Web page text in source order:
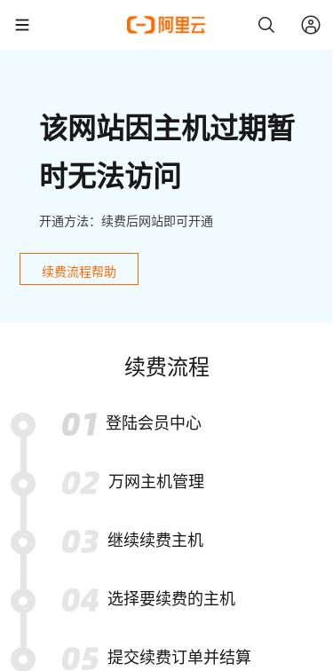
该网站因主机过期暂
时无法访问
开通方法：续费后网站即可开通
续费流程帮助
续费流程
登陆会员中心
万网主机管理
继续续费主机
选择要续费的主机
提交续费订单并结算